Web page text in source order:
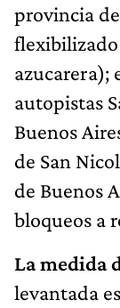
provincia
azucarera);
autopistas
Buenos
de San
de Buenos
bloqueos a
La medida
levantada